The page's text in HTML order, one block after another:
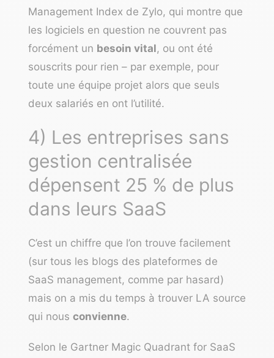
Management Index de Zylo, qui montre que
les logiciels en question ne couvrent pas
forcément un besoin vital, ou ont été
souscrits pour rien – par exemple, pour
toute une équipe projet alors que seuls
deux salariés en ont l’utilité.
4) Les entreprises sans
gestion centralisée
dépensent 25 % de plus
dans leurs SaaS
C’est un chiffre que l’on trouve facilement
(sur tous les blogs des plateformes de
SaaS management, comme par hasard)
mais on a mis du temps à trouver LA source
qui nous convienne.
Selon le Gartner Magic Quadrant for SaaS